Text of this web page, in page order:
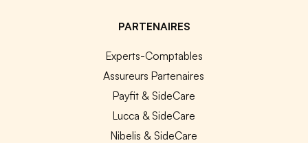
PARTENAIRES
Experts-Comptables
Assureurs Partenaires
Payfit & SideCare
Lucca & SideCare
Nibelis & SideCare